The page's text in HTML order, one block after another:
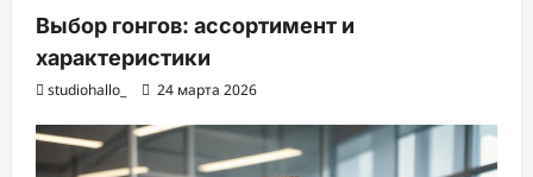
Выбор гонгов: ассортимент и
характеристики
studiohallo_ 24 марта 2026